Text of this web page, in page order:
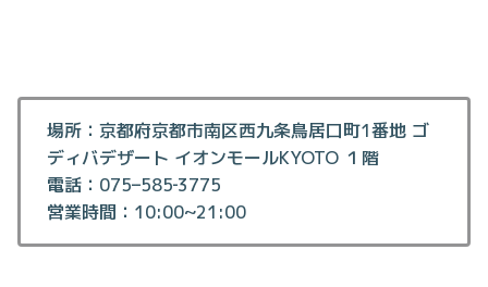
場所：京都府京都市南区西九条鳥居口町1番地 ゴ
ディバデザート イオンモールKYOTO １階
電話：075‐‐585‐3775
営業時間：10:00~21:00